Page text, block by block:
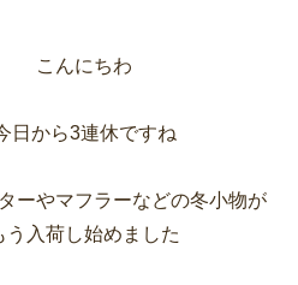
こんにちわ
日から3連休ですね
ーやマフラーなどの冬小物が
う入荷し始めました